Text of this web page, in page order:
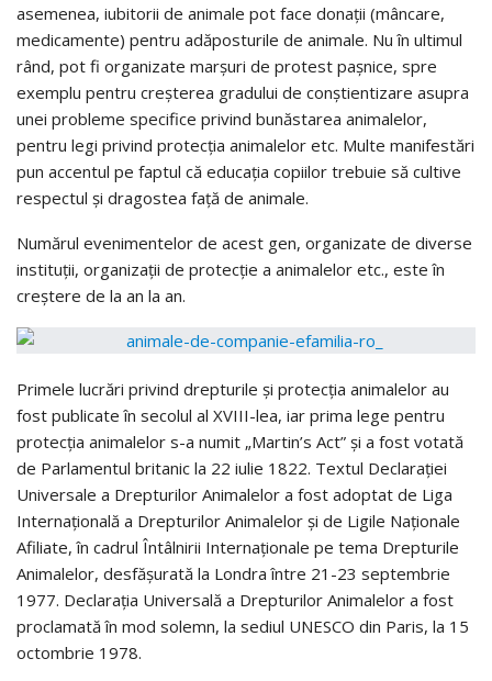
asemenea, iubitorii de animale pot face donații (mâncare,
medicamente) pentru adăposturile de animale. Nu în ultimul
rând, pot fi organizate marșuri de protest pașnice, spre
exemplu pentru creșterea gradului de conștientizare asupra
unei probleme specifice privind bunăstarea animalelor,
pentru legi privind protecția animalelor etc. Multe manifestări
pun accentul pe faptul că educația copiilor trebuie să cultive
respectul și dragostea față de animale.
Numărul evenimentelor de acest gen, organizate de diverse
instituții, organizații de protecție a animalelor etc., este în
creștere de la an la an.
Primele lucrări privind drepturile și protecția animalelor au
fost publicate în secolul al XVIII-lea, iar prima lege pentru
protecția animalelor s-a numit „Martin’s Act” și a fost votată
de Parlamentul britanic la 22 iulie 1822. Textul Declarației
Universale a Drepturilor Animalelor a fost adoptat de Liga
Internațională a Drepturilor Animalelor și de Ligile Naționale
Afiliate, în cadrul Întâlnirii Internaționale pe tema Drepturile
Animalelor, desfășurată la Londra între 21-23 septembrie
1977. Declarația Universală a Drepturilor Animalelor a fost
proclamată în mod solemn, la sediul UNESCO din Paris, la 15
octombrie 1978.